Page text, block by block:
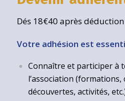
Dés 18€40 après
Votre adhésion est
Connaître et participer à
l’association
découvertes, activités,